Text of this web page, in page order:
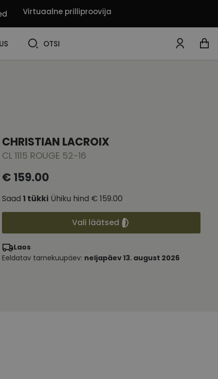
Virtuaalne prilliproovija
OTSI
CHRISTIAN LACROIX
CL 1115 ROUGE 52-16
€ 159.00
Saad 1 tükki Ühiku hind € 159.00
Vali läätsed
Laos
Eeldatav tarnekuupäev: neljapäev 13. august 2026